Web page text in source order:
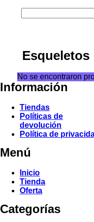
Esqueletos
No se encontraron
Información
Tiendas
Políticas de
devolución
Política de
Menú
Inicio
Tienda
Oferta
Categorías